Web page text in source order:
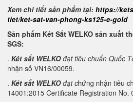
Xem chi tiết sản phẩm tại: https://
tiet/ket-sat-van-phong-ks125-e-gold
Sản phẩm Két Sắt WELKO sản xuất
SGS:
. Két sắt WELKO đạt tiêu chuẩn Quốc
nhận số VN16/00059.
. Két sắt WELKO đạt chứng nhận tiêu
14001:2015 Certificate Registration No.